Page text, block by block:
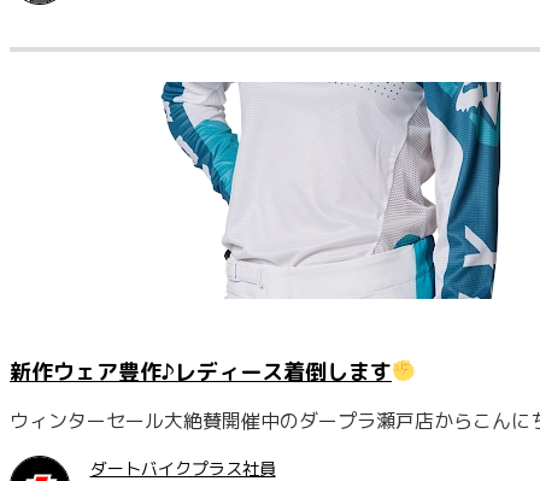
新作ウェア豊作♪レディース着倒します
ウィンターセール大絶賛開催中のダープラ瀬戸店からこん
ダートバイクプラス社員